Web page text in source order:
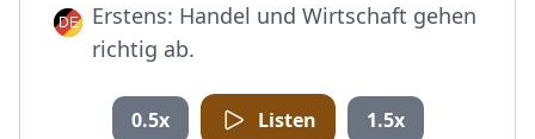
Erstens: Handel und Wirtschaft gehen
richtig ab.
0.5x Listen 1.5x